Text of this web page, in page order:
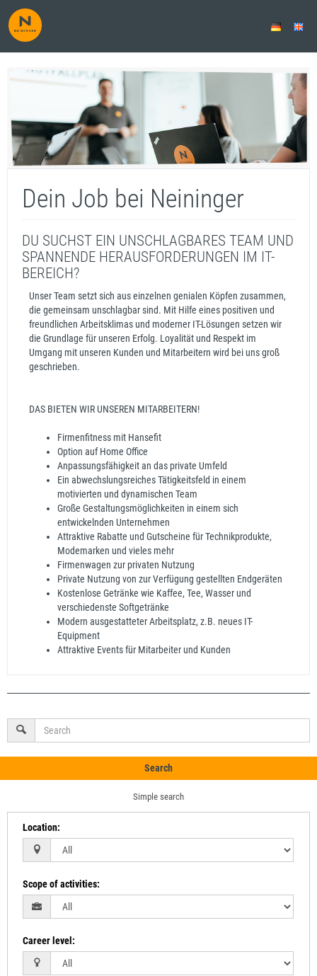
Dein Job bei Neininger
DU SUCHST EIN UNSCHLAGBARES TEAM UND
SPANNENDE HERAUSFORDERUNGEN IM IT-
BEREICH?
Unser Team setzt sich aus einzelnen genialen Köpfen zusammen,
die gemeinsam unschlagbar sind. Mit Hilfe eines positiven und
freundlichen Arbeitsklimas und moderner IT-Lösungen setzen wir
die Grundlage für unseren Erfolg. Loyalität und Respekt im
Umgang mit unseren Kunden und Mitarbeitern wird bei uns groß
geschrieben.
DAS BIETEN WIR UNSEREN MITARBEITERN!
Firmenfitness mit Hansefit
Option auf Home Office
Anpassungsfähigkeit an das private Umfeld
Ein abwechslungsreiches Tätigkeitsfeld in einem
motivierten und dynamischen Team
Große Gestaltungsmöglichkeiten in einem sich
entwickelnden Unternehmen
Attraktive Rabatte und Gutscheine für Technikprodukte,
Modemarken und vieles mehr
Firmenwagen zur privaten Nutzung
Private Nutzung von zur Verfügung gestellten Endgeräten
Kostenlose Getränke wie Kaffee, Tee, Wasser und
verschiedenste Softgetränke
Modern ausgestatteter Arbeitsplatz, z.B. neues IT-
Equipment
Attraktive Events für Mitarbeiter und Kunden
Search
Simple search
Location:
Scope of activities:
Career level :